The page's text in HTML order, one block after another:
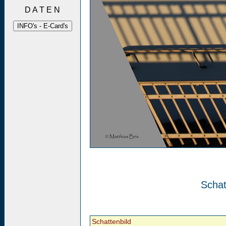
D A T E N
Schattenbild